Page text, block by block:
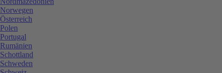
Norwegen
Österreich
Polen
Portugal
Rumänien
Schottland
Schweden